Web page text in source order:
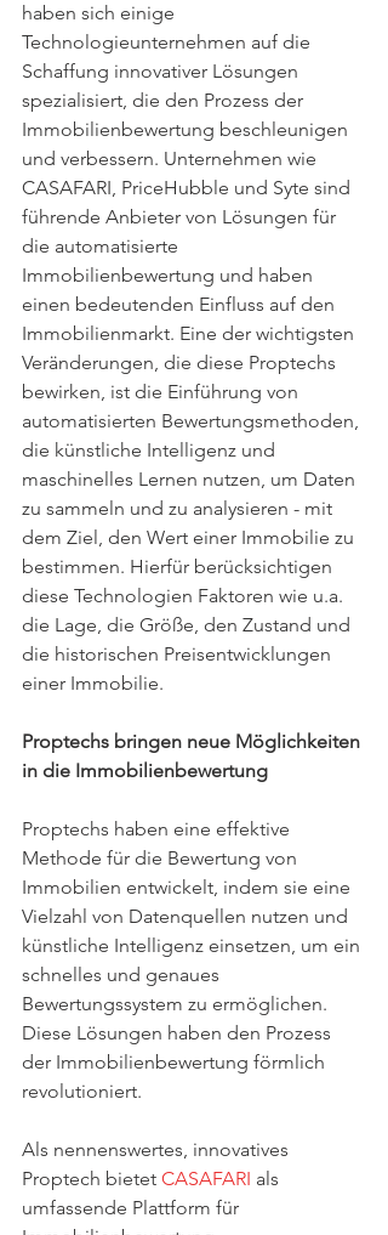
haben sich einige
Technologieunternehmen auf die
Schaffung innovativer Lösungen
spezialisiert, die den Prozess der
Immobilienbewertung beschleunigen
und verbessern. Unternehmen wie
CASAFARI, PriceHubble und Syte sind
führende Anbieter von Lösungen für
die automatisierte
Immobilienbewertung und haben
einen bedeutenden Einfluss auf den
Immobilienmarkt. Eine der wichtigsten
Veränderungen, die diese Proptechs
bewirken, ist die Einführung von
automatisierten Bewertungsmethoden,
die künstliche Intelligenz und
maschinelles Lernen nutzen, um Daten
zu sammeln und zu analysieren - mit
dem Ziel, den Wert einer Immobilie zu
bestimmen. Hierfür berücksichtigen
diese Technologien Faktoren wie u.a.
die Lage, die Größe, den Zustand und
die historischen Preisentwicklungen
einer Immobilie.
Proptechs bringen neue Möglichkeiten
in die Immobilienbewertung
Proptechs haben eine effektive
Methode für die Bewertung von
Immobilien entwickelt, indem sie eine
Vielzahl von Datenquellen nutzen und
künstliche Intelligenz einsetzen, um ein
schnelles und genaues
Bewertungssystem zu ermöglichen.
Diese Lösungen haben den Prozess
der Immobilienbewertung förmlich
revolutioniert.
Als nennenswertes, innovatives
Proptech bietet CASAFARI als
umfassende Plattform für